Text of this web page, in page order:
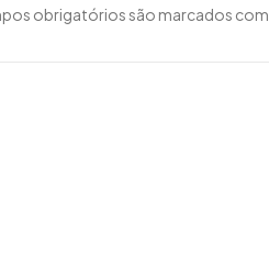
obrigatórios são marcados com